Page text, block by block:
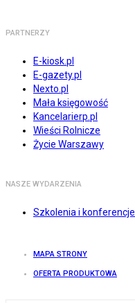
PARTNERZY
E-kiosk.pl
E-gazety.pl
Nexto.pl
Mała księgowość
Kancelarierp.pl
Wieści Rolnicze
Życie Warszawy
NASZE WYDARZENIA
Szkolenia i konferencje
MAPA STRONY
OFERTA PRODUKTOWA